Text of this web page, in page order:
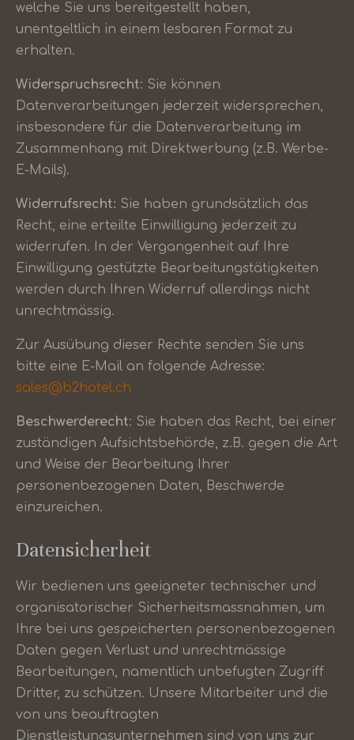
welche Sie uns bereitgestellt haben,
unentgeltlich in einem lesbaren Format zu
erhalten.
Widerspruchsrecht: Sie können
Datenverarbeitungen jederzeit widersprechen,
insbesondere für die Datenverarbeitung im
Zusammenhang mit Direktwerbung (z.B. Werbe-
E-Mails).
Widerrufsrecht: Sie haben grundsätzlich das
Recht, eine erteilte Einwilligung jederzeit zu
widerrufen. In der Vergangenheit auf Ihre
Einwilligung gestützte Bearbeitungstätigkeiten
werden durch Ihren Widerruf allerdings nicht
unrechtmässig.
Zur Ausübung dieser Rechte senden Sie uns
bitte eine E-Mail an folgende Adresse:
sales@b2hotel.ch
Beschwerderecht: Sie haben das Recht, bei einer
zuständigen Aufsichtsbehörde, z.B. gegen die Art
und Weise der Bearbeitung Ihrer
personenbezogenen Daten, Beschwerde
einzureichen.
Datensicherheit
Wir bedienen uns geeigneter technischer und
organisatorischer Sicherheitsmassnahmen, um
Ihre bei uns gespeicherten personenbezogenen
Daten gegen Verlust und unrechtmässige
Bearbeitungen, namentlich unbefugten Zugriff
Dritter, zu schützen. Unsere Mitarbeiter und die
von uns beauftragten
Dienstleistungsunternehmen sind von uns zur